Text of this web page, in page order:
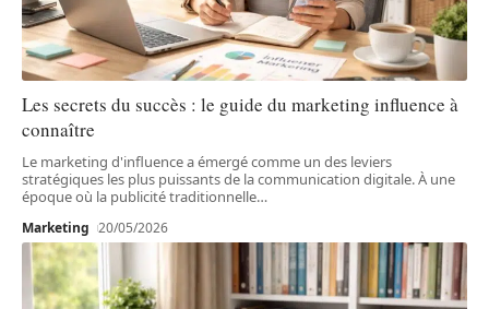
Les secrets du succès : le guide du marketing influence à
connaître
Le marketing d'influence a émergé comme un des leviers
stratégiques les plus puissants de la communication digitale. À une
époque où la publicité traditionnelle…
Marketing 20/05/2026